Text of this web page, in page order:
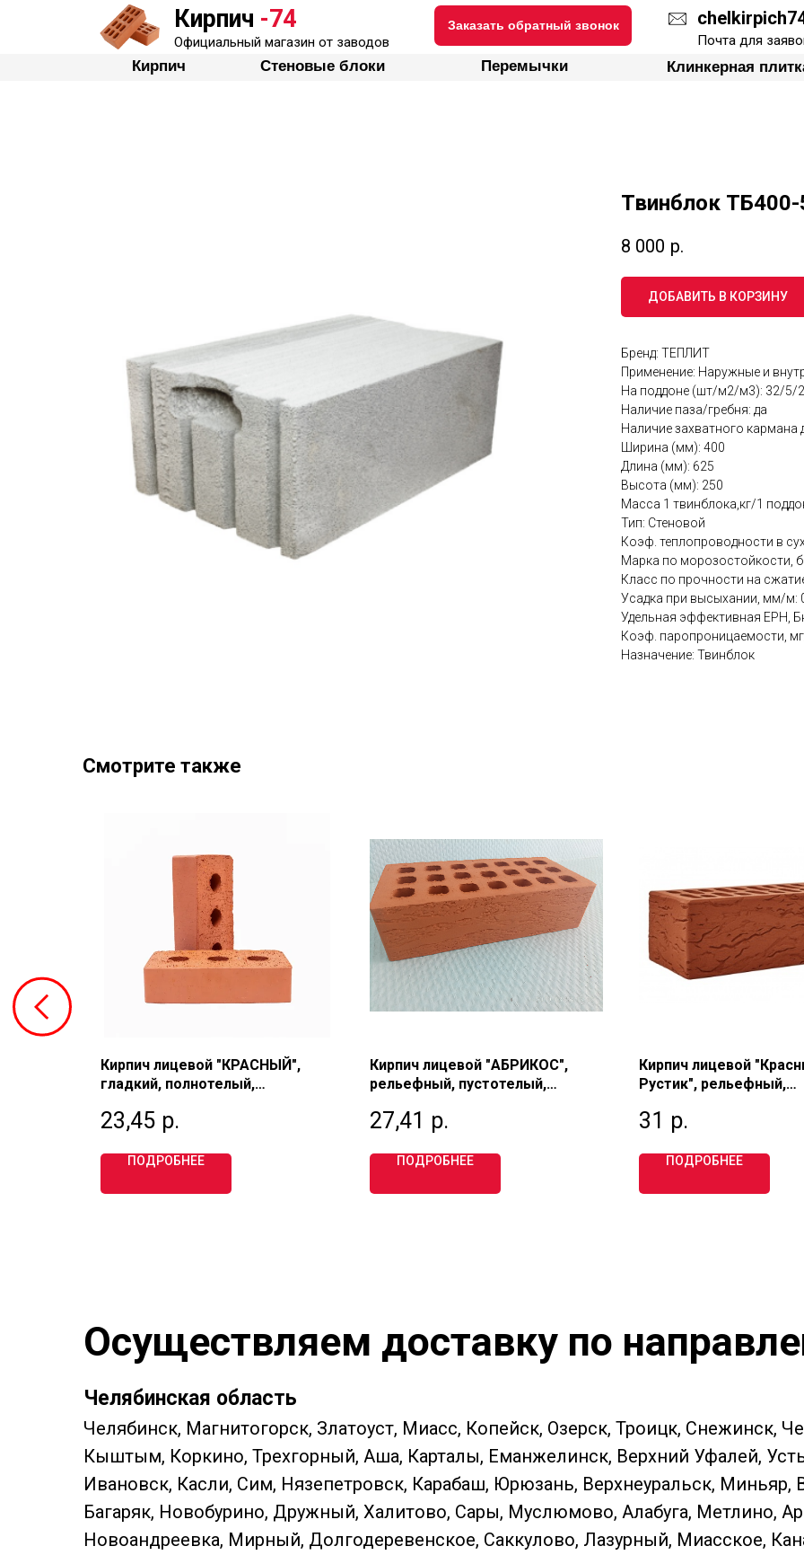
Почта для
Официальный магазин от заводов
Кирпич -74 Заказать обратный звонок
Перемычки Клинкерная
Стеновые блоки
Кирпич
Кирпич Стеновые блоки Перемычки Клинкерная плитка
Твинблок
8 000 р.
ДОБАВИТЬ В КОРЗИНУ
Бренд: ТЕПЛИТ
Применение: Наружные и
На поддоне (шт/м2/м3): 32/5/
Наличие паза/гребня: да
Наличие захватного кармана
Ширина (мм): 400
Длина (мм): 625
Высота (мм): 250
Масса 1 твинблока,кг/1
Тип: Стеновой
Коэф. теплопроводности в
Марка по морозостойкости,
Класс по прочности на
Усадка при высыхании, мм/м:
Удельная эффективная ЕРН,
Коэф. паропроницаемости,
Назначение: Твинблок
Смотрите также
Кирпич лицевой "КРАСНЫЙ",
гладкий, полнотелый,
РЕВДИНСКИЙ
23,45 р.
ПОДРОБНЕЕ
Кирпич лицевой "АБРИКОС",
рельефный, пустотелый,
БРЫЛИНО
27,41 р.
ПОДРОБНЕЕ
Кирпич лицевой
Рустик", рельефный,
М150, БЕЛЕБЕЕВСКИЙ
31 р.
ПОДРОБНЕЕ
Челябинская область
Осуществляем доставку по
Челябинск, Магнитогорск, Златоуст, Миасс, Копейск, Озерск, Троицк, Снежинск,
Кыштым, Коркино, Трехгорный, Аша, Карталы, Еманжелинск, Верхний Уфалей,
Ивановск, Касли, Сим, Нязепетровск, Карабаш, Юрюзань, Верхнеуральск,
Багаряк, Новобурино, Дружный, Халитово, Сары, Муслюмово, Алабуга, Метлино,
Новоандреевка, Мирный, Долгодеревенское, Саккулово, Лазурный, Миасское,